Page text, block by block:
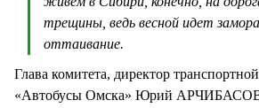
трещины, ведь весной идет
оттаивание.
Глава комитета, директор
«Автобусы Омска» Юрий АРЧИБАСОВ